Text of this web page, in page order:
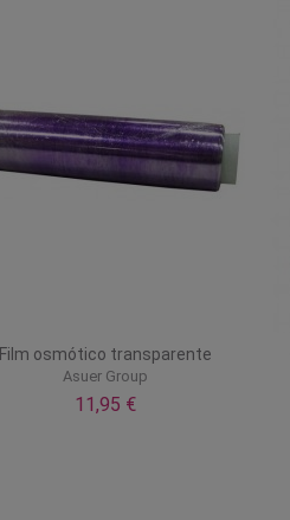
Film osmótico transparente
Asuer Group
11,95 €